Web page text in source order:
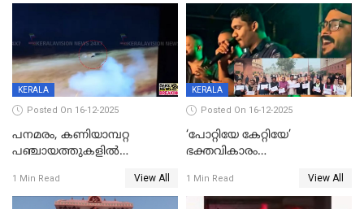
KERALA
Posted On 16-12-2025
പനമരം, കണിയാമ്പറ്റ
പഞ്ചായത്തുകളിൽ
സ്ഥാപനങ്ങൾക്ക് അവധി
1 Min Read View All
KERALA
Posted On 16-12-2025
‘പോറ്റിയേ കേറ്റിയേ’
ഭക്തവികാരം
ഡിജിപിക്ക് പരാതി; ശക്തമായ
നടപടി വേണമെന്നു
1 Min Read View All